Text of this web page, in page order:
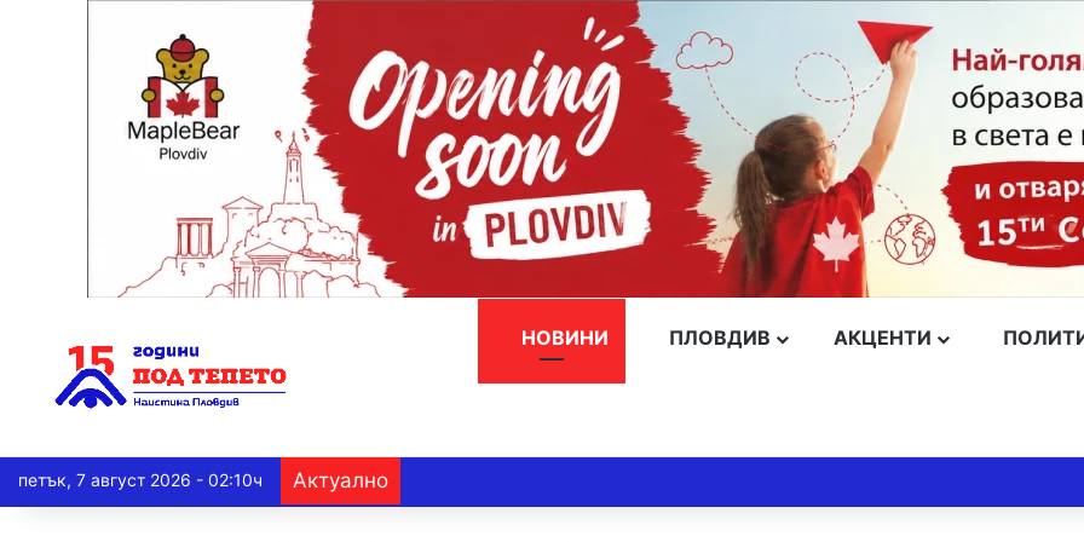
НОВИНИ ПЛОВДИВ АКЦЕНТИ
петък, 7 август 2026 - 02:10ч Актуално